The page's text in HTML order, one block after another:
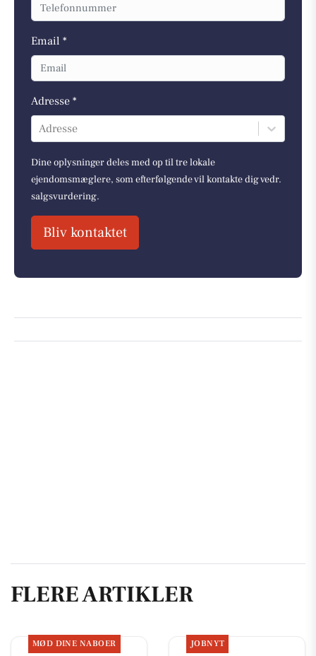
Email *
Adresse *
Adresse
Dine oplysninger deles med op til tre lokale
ejendomsmæglere, som efterfølgende vil kontakte dig vedr.
salgsvurdering.
Bliv kontaktet
FLERE ARTIKLER
MØD DINE NABOER JOBNYT